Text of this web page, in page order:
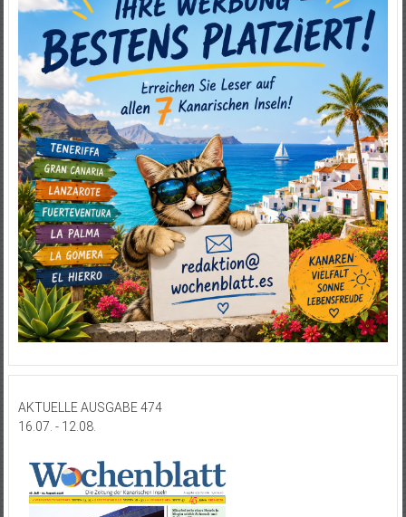
AKTUELLE AUSGABE 474
16.07. - 12.08.